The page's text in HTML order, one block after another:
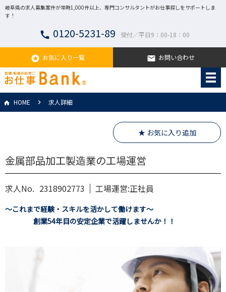
岐阜県の求人募集案件が常時1,000件以上、専門コンサルタントがお仕事探しをサポートしま
す！
call 0120-5231-89 受付／平日9：00-18：00
stars お気に入り一覧 email お問い合わせ
HOME 求人詳細
★ お気に入り追加
金属部品加工製造業の工場運営
求人No. 2318902773 工場運営:正社員
～これまで経験・スキルを活かして働けます～
創業54年目の安定企業で活躍しませんか！！